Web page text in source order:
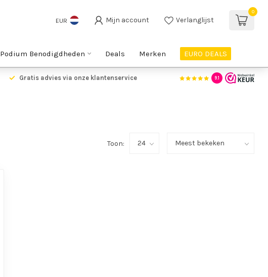
EUR Mijn account Verlanglijst
0
Podium Benodigdheden Deals Merken EURO DEALS
Gratis advies via onze klantenservice 9.1
Toon: